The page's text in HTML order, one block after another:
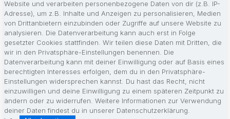
Website und verarbeiten personenbezogene Daten von dir (z.B. IP-
Adresse), um z.B. Inhalte und Anzeigen zu personalisieren, Medien
von Drittanbietern einzubinden oder Zugriffe auf unsere Website zu
analysieren. Die Datenverarbeitung kann auch erst in Folge
gesetzter Cookies stattfinden. Wir teilen diese Daten mit Dritten, die
wir in den Privatsphäre-Einstellungen benennen. Die
Datenverarbeitung kann mit deiner Einwilligung oder auf Basis eines
berechtigten Interesses erfolgen, dem du in den Privatsphäre-
Einstellungen widersprechen kannst. Du hast das Recht, nicht
einzuwilligen und deine Einwilligung zu einem späteren Zeitpunkt zu
ändern oder zu widerrufen. Weitere Informationen zur Verwendung
deiner Daten findest du in unserer Datenschutzerklärung.